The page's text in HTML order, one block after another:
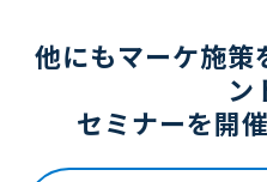
他にもマーケ施策
ン
セミナーを開